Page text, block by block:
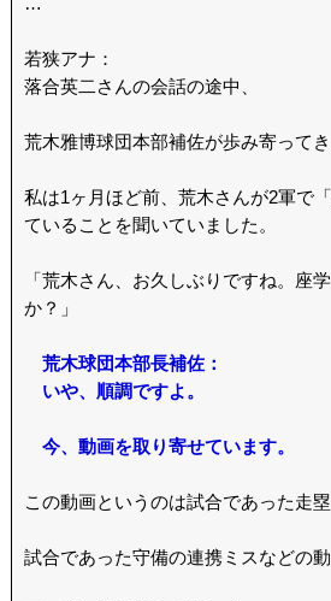
若狭アナ：
落合英二さんの会話の途中、
荒木雅博球団本部補佐が歩み寄ってき
私は1ヶ月ほど前、荒木さんが2軍で
ていることを聞いていました。
「荒木さん、お久しぶりですね。座
か？」
荒木球団本部長補佐：
いや、順調ですよ。
今、動画を取り寄せています。
この動画というのは試合であった走塁
試合であった守備の連携ミスなどの動